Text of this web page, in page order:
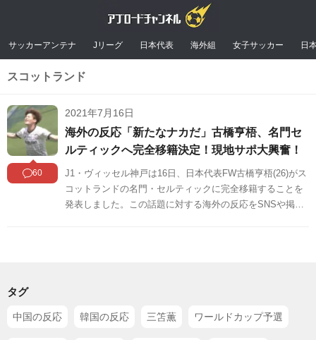
サッカーアンテナ Jリーグ 日本代表 海外組 女子サッカー 日
スコットランド
60
2021年7月16日
海外の反応「新たなナカだ」古橋亨梧、名門セ
ルティックへ完全移籍決定！現地サポ大興奮！
J1・ヴィッセル神戸は16日、日本代表FW古橋亨梧(26)がス
コットランドの名門・セルティックに完全移籍することを
発表しました。この話題に対する海外の反応をSNSや掲示
タグ
中国の反応 韓国の反応 三笘薫 ワールドカップ予選